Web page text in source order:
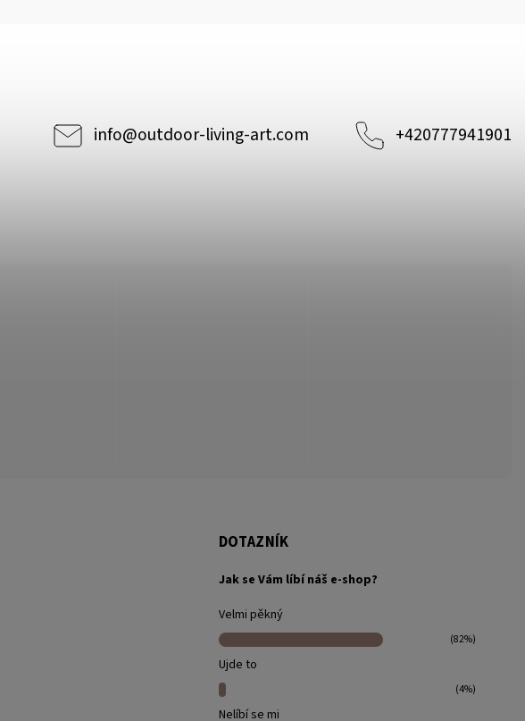
info@outdoor-living-art.com +420777941901
DOTAZNÍK
Jak se Vám líbí náš e-shop?
Velmi pěkný
(82%)
Ujde to
(4%)
Nelíbí se mi